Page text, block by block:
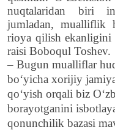
nuqtalaridan biri
jumladan, mualliflik
rioya qilish ekanligini
raisi Boboqul Toshev.
– Bugun mualliflar
bo‘yicha xorijiy
qo‘yish orqali biz
borayotganini
qonunchilik bazasi